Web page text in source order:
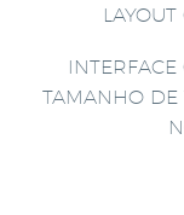
TAMANHO DE